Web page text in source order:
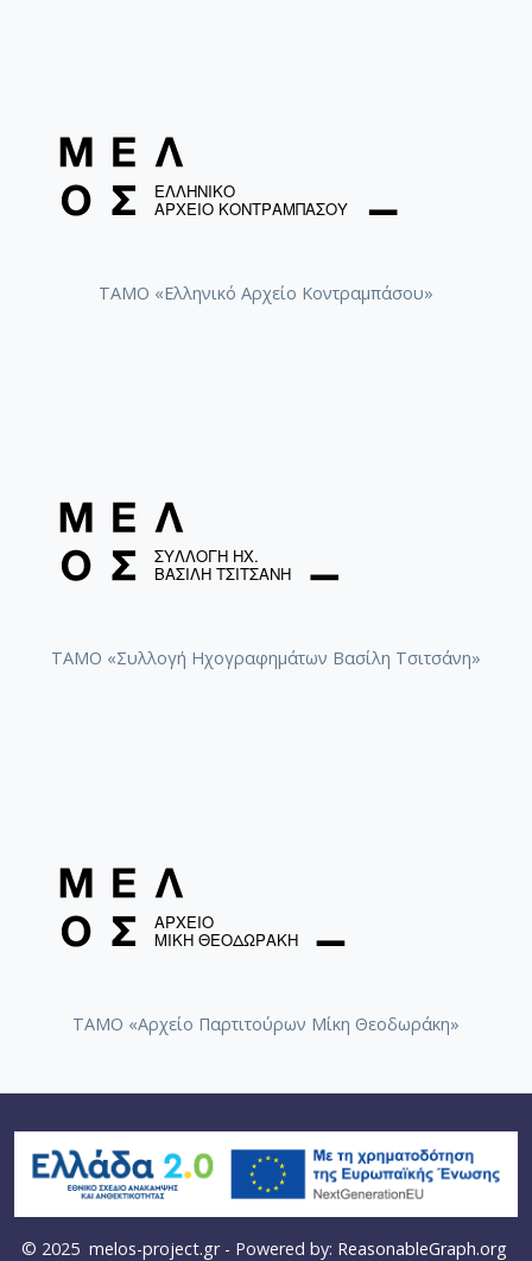
ΤΑΜΟ «Ελληνικό Αρχείο Κοντραμπάσου»
ΤΑΜΟ «Συλλογή Ηχογραφημάτων Βασίλη Τσιτσάνη»
ΤΑΜΟ «Αρχείο Παρτιτούρων Μίκη Θεοδωράκη»
© 2025 melos-project.gr- Powered by: ReasonableGraph.org